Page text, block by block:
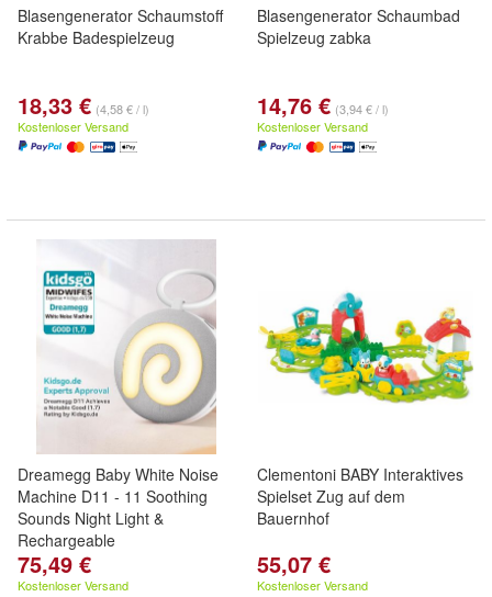
Blasengenerator Schaumstoff
Krabbe Badespielzeug
18,33 € (4,58 € / l)
Kostenloser Versand
Blasengenerator Schaumbad
Spielzeug zabka
14,76 € (3,94 € / l)
Kostenloser Versand
Dreamegg Baby White Noise
Machine D11 - 11 Soothing
Sounds Night Light &
Rechargeable
75,49 €
Kostenloser Versand
Clementoni BABY Interaktives
Spielset Zug auf dem
Bauernhof
55,07 €
Kostenloser Versand